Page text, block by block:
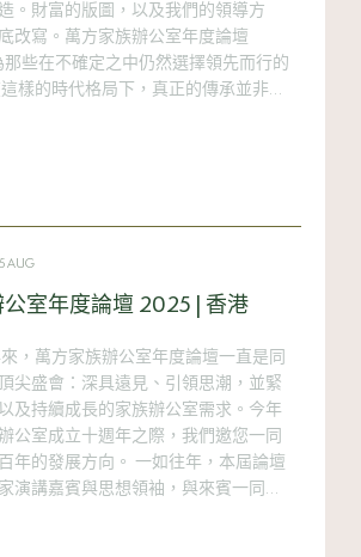
。財富的版圖，以及我們的領導方
改寫。萬方家族辦公室年度論壇
些在不確定之中仍然選擇領先而行的
樣的時代格局下，真正的傳承並非靜
，全球界限日益模糊，家族已不再只
性、可持續且大膽創新的財富框架
視野，引領新一個財富時代。 僅限
。 Speaker line-up Previous Next
watch?
Watch the video highlights
on digital assets and the evolving
in Asia.
AUG
室年度論壇 2025 | 香港
，萬方家族辦公室年度論壇一直是同
尖盛會：深具遠見、引領思潮，並緊
及持續成長的家族辦公室需求。今年
公室成立十週年之際，我們邀您一同
年的發展方向。 一如往年，本屆論壇
演講嘉賓與思想領袖，與來賓一同探
資產的興起，以及家族治理架構的演